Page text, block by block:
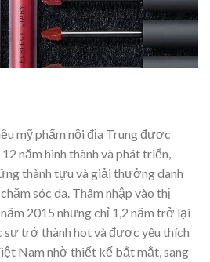
mỹ phẩm nội địa Trung được
năm hình thành và phát triển,
thành tựu và giải thưởng danh
sóc da. Thâm nhập vào thị
2015 nhưng chỉ 1,2 năm trở lại
sự trở thành hot và được yêu thích
Nam nhờ thiết kế bắt mắt, sang